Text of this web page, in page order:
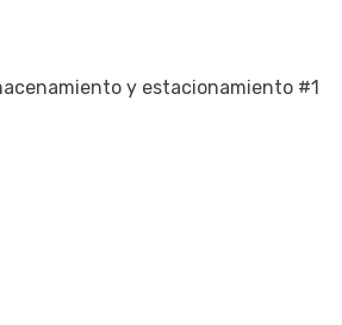
y estacionamiento #1